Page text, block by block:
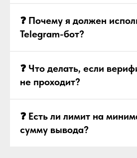
❓ Почему я должен
Telegram-бот?
❓ Что делать, если
не проходит?
❓ Есть ли лимит на
сумму вывода?